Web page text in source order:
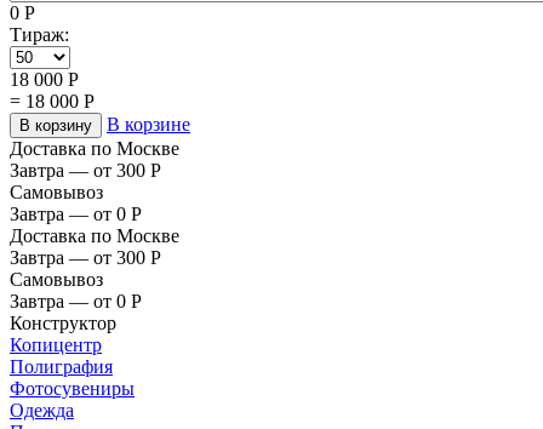
0 Р
Тираж:
18 000 Р
= 18 000 Р
В корзину
В корзине
Доставка по Москве
Завтра — от 300 Р
Самовывоз
Завтра — от 0 Р
Доставка по Москве
Завтра — от 300 Р
Самовывоз
Завтра — от 0 Р
Конструктор
Копицентр
Полиграфия
Фотосувениры
Одежда